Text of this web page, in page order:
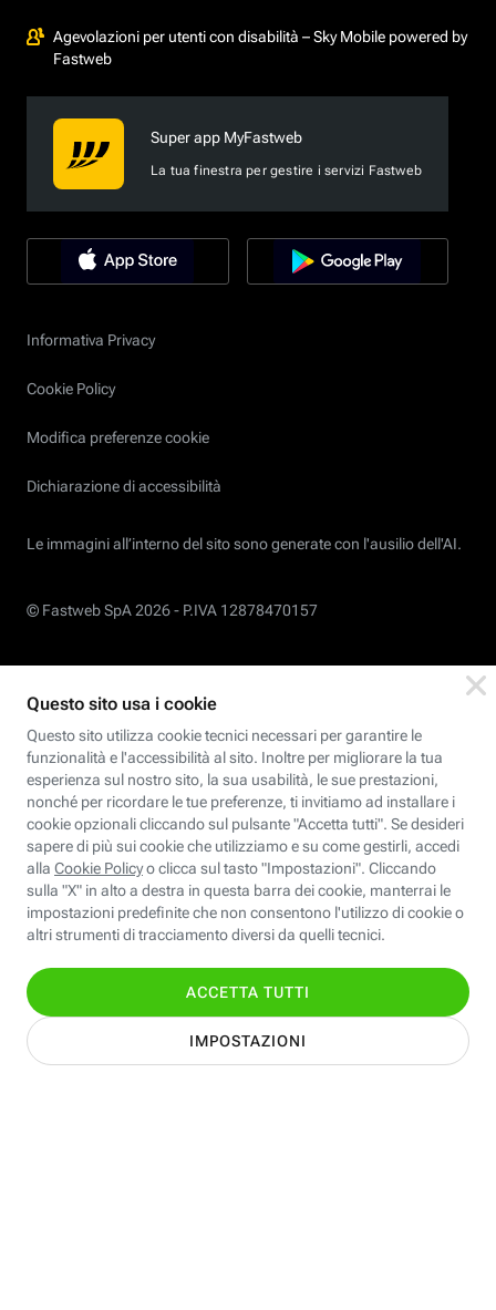
Agevolazioni per utenti con disabilità – Sky Mobile powered by
Fastweb
Super app MyFastweb
La tua finestra per gestire i servizi Fastweb
Informativa Privacy
Cookie Policy
Modifica preferenze cookie
Dichiarazione di accessibilità
Le immagini all’interno del sito sono generate con l'ausilio dell'AI.
© Fastweb SpA 2026 - P.IVA 12878470157